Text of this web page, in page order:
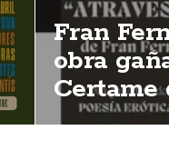
Fran
obra
Certame
Illas